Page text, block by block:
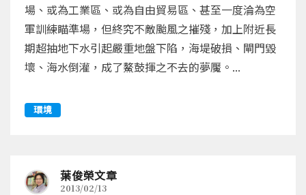
場、或為工業區、或為自由貿易區、甚至一度淪為空
軍訓練瞄準場，但終究不敵颱風之摧殘，加上附近長
期超抽地下水引起嚴重地盤下陷，海堤破損、閘門毀
壞、海水倒灌，成了鰲鼓揮之不去的夢魘。...
環境
葉俊榮文章
2013/02/13